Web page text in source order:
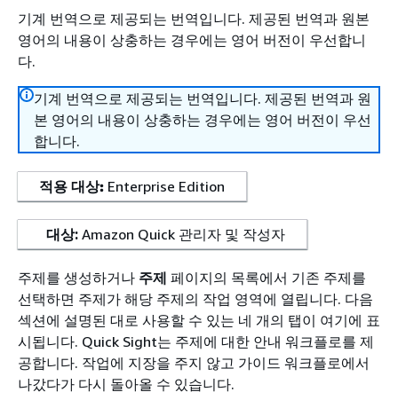
기계 번역으로 제공되는 번역입니다. 제공된 번역과 원본
영어의 내용이 상충하는 경우에는 영어 버전이 우선합니
다.
기계 번역으로 제공되는 번역입니다. 제공된 번역과 원
본 영어의 내용이 상충하는 경우에는 영어 버전이 우선
합니다.
적용 대상: Enterprise Edition
대상: Amazon Quick 관리자 및 작성자
주제를 생성하거나 주제 페이지의 목록에서 기존 주제를
선택하면 주제가 해당 주제의 작업 영역에 열립니다. 다음
섹션에 설명된 대로 사용할 수 있는 네 개의 탭이 여기에 표
시됩니다. Quick Sight는 주제에 대한 안내 워크플로를 제
공합니다. 작업에 지장을 주지 않고 가이드 워크플로에서
나갔다가 다시 돌아올 수 있습니다.